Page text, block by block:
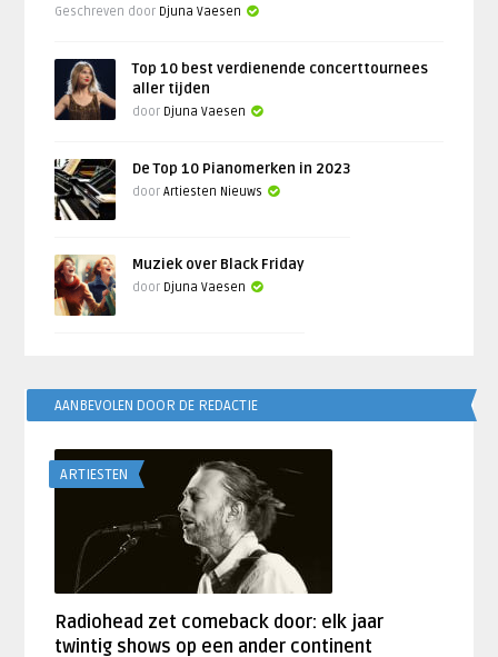
Geschreven door Djuna Vaesen
Top 10 best verdienende concerttournees
aller tijden
door Djuna Vaesen
De Top 10 Pianomerken in 2023
doorArtiesten Nieuws
Muziek over Black Friday
door Djuna Vaesen
AANBEVOLEN DOOR DE REDACTIE
ARTIESTEN
Radiohead zet comeback door: elk jaar
twintig shows op een ander continent